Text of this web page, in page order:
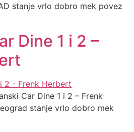
stanje vrlo dobro mek povez
Dine 1 i 2 –
Car Dine 1 i 2 – Frenk
stanje vrlo dobro mek